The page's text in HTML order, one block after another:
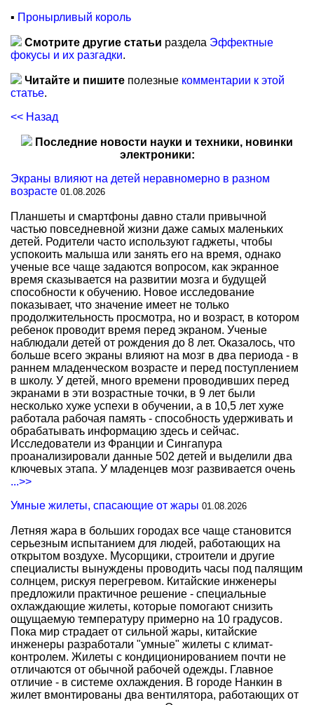
▪ Пронырливый король
Смотрите другие статьи раздела Эффектные
фокусы и их разгадки.
Читайте и пишите полезные комментарии к этой
статье.
<< Назад
Последние новости науки и техники, новинки
электроники:
Экраны влияют на детей неравномерно в разном
возрасте 01.08.2026
Планшеты и смартфоны давно стали привычной
частью повседневной жизни даже самых маленьких
детей. Родители часто используют гаджеты, чтобы
успокоить малыша или занять его на время, однако
ученые все чаще задаются вопросом, как экранное
время сказывается на развитии мозга и будущей
способности к обучению. Новое исследование
показывает, что значение имеет не только
продолжительность просмотра, но и возраст, в котором
ребенок проводит время перед экраном. Ученые
наблюдали детей от рождения до 8 лет. Оказалось, что
больше всего экраны влияют на мозг в два периода - в
раннем младенческом возрасте и перед поступлением
в школу. У детей, много времени проводивших перед
экранами в эти возрастные точки, в 9 лет были
несколько хуже успехи в обучении, а в 10,5 лет хуже
работала рабочая память - способность удерживать и
обрабатывать информацию здесь и сейчас.
Исследователи из Франции и Сингапура
проанализировали данные 502 детей и выделили два
ключевых этапа. У младенцев мозг развивается очень
...>>
Умные жилеты, спасающие от жары 01.08.2026
Летняя жара в больших городах все чаще становится
серьезным испытанием для людей, работающих на
открытом воздухе. Мусорщики, строители и другие
специалисты вынуждены проводить часы под палящим
солнцем, рискуя перегревом. Китайские инженеры
предложили практичное решение - специальные
охлаждающие жилеты, которые помогают снизить
ощущаемую температуру примерно на 10 градусов.
Пока мир страдает от сильной жары, китайские
инженеры разработали "умные" жилеты с климат-
контролем. Жилеты с кондиционированием почти не
отличаются от обычной рабочей одежды. Главное
отличие - в системе охлаждения. В городе Нанкин в
жилет вмонтированы два вентилятора, работающих от